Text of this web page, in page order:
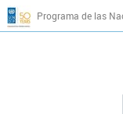
Programa de las